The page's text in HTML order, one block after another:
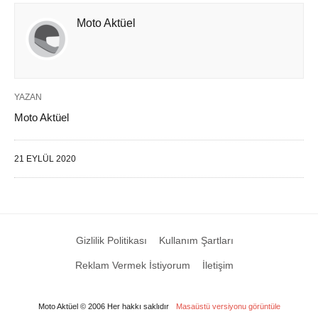
Moto Aktüel
YAZAN
Moto Aktüel
21 EYLÜL 2020
Gizlilik Politikası Kullanım Şartları
Reklam Vermek İstiyorum İletişim
Moto Aktüel © 2006 Her hakkı saklıdır Masaüstü versiyonu görüntüle